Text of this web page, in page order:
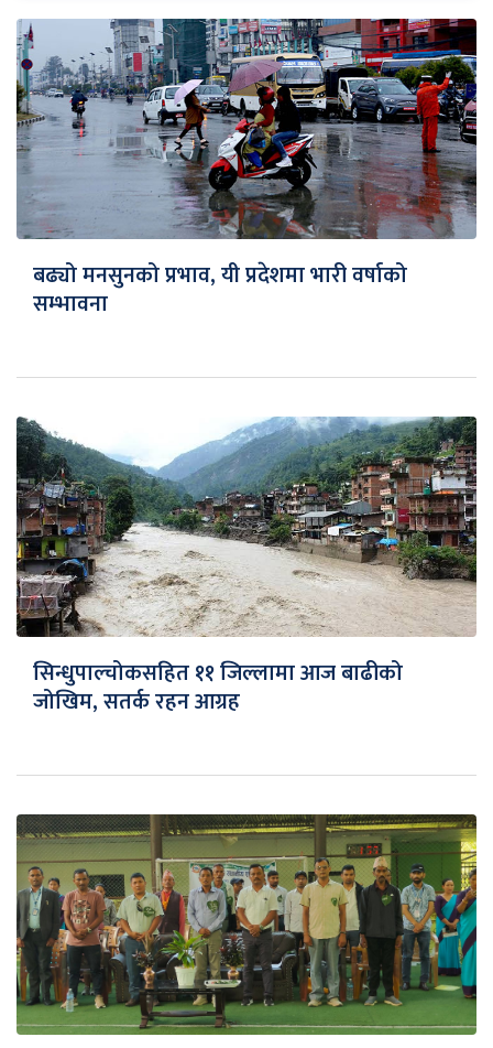
बढ्यो मनसुनको प्रभाव, यी प्रदेशमा भारी वर्षाको
सम्भावना
सिन्धुपाल्चोकसहित ११ जिल्लामा आज बाढीको
जोखिम, सतर्क रहन आग्रह